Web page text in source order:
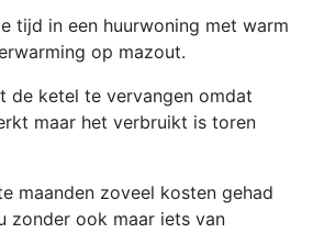
tijd in een huurwoning met warm
op mazout.
de ketel te vervangen omdat
maar het verbruikt is toren
maanden zoveel kosten gehad
zonder ook maar iets van